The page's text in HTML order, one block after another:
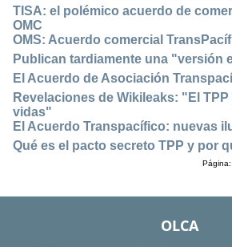
TISA: el polémico acuerdo de
OMC
OMS: Acuerdo comercial
Publican tardiamente una "versión
El Acuerdo de Asociación
Revelaciones de Wikileaks: "El
vidas"
El Acuerdo Transpacífico: nuevas
Qué es el pacto secreto TPP y por
OLCA